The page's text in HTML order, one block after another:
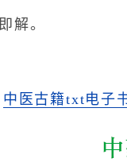
解。
中医古籍txt电子